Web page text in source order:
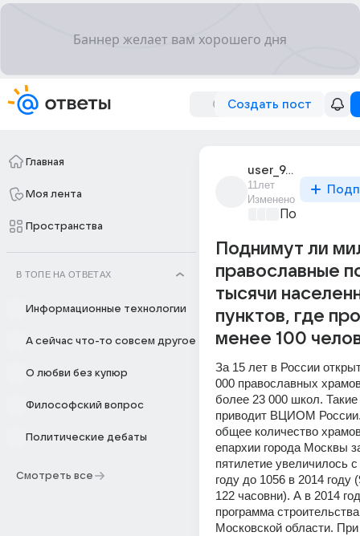
Создать пост
Главная
Моя лента
Пространства
В ТОПЕ НА ОТВЕТАХ
Информационные технологии
А сейчас что-то совсем другое
О любви без купюр
Философский вопрос
Политические дебаты
Смотреть все
user_9498345
11лет
Изменено
Поднимут ли
православные
тысячи
пунктов, где
менее 100
За 15 лет в России
000 православных
более 23 000 школ.
приводит ВЦИОМ
общее количество
епархии города Москвы
пятилетие увеличилось
году до 1056 в 2014 году
122 часовни). А в 2014
программа
Московской области.